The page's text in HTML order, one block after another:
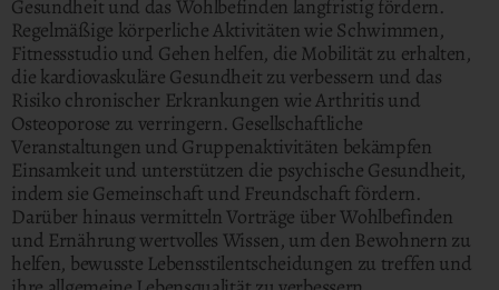
Gesundheit und das Wohlbefinden langfristig fördern.
Regelmäßige körperliche Aktivitäten wie Schwimmen,
Fitnessstudio und Gehen helfen, die Mobilität zu erhalten,
die kardiovaskuläre Gesundheit zu verbessern und das
Risiko chronischer Erkrankungen wie Arthritis und
Osteoporose zu verringern. Gesellschaftliche
Veranstaltungen und Gruppenaktivitäten bekämpfen
Einsamkeit und unterstützen die psychische Gesundheit,
indem sie Gemeinschaft und Freundschaft fördern.
Darüber hinaus vermitteln Vorträge über Wohlbefinden
und Ernährung wertvolles Wissen, um den Bewohnern zu
helfen, bewusste Lebensstilentscheidungen zu treffen und